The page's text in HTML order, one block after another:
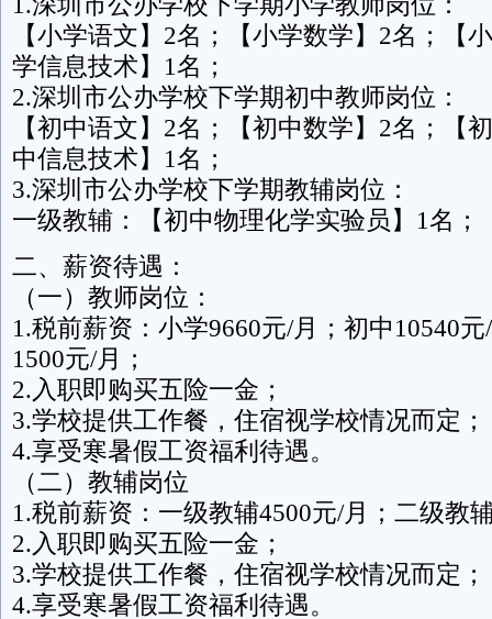
【小学语文】2名；【小学数学】2名；【
学信息技术】1名；
2.深圳市公办学校下学期初中教师岗位：
【初中语文】2名；【初中数学】2名；【
中信息技术】1名；
3.深圳市公办学校下学期教辅岗位：
一级教辅：【初中物理化学实验员】1名；
二、薪资待遇：
（一）教师岗位：
1.税前薪资：小学9660元/月；初中10540
1500元/月；
2.入职即购买五险一金；
3.学校提供工作餐，住宿视学校情况而定；
4.享受寒暑假工资福利待遇。
（二）教辅岗位
1.税前薪资：一级教辅4500元/月；二级教
2.入职即购买五险一金；
3.学校提供工作餐，住宿视学校情况而定；
4.享受寒暑假工资福利待遇。